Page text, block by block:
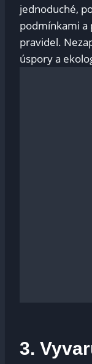
jednoduché,
podmínkami a
pravidel.
úspory a
3.